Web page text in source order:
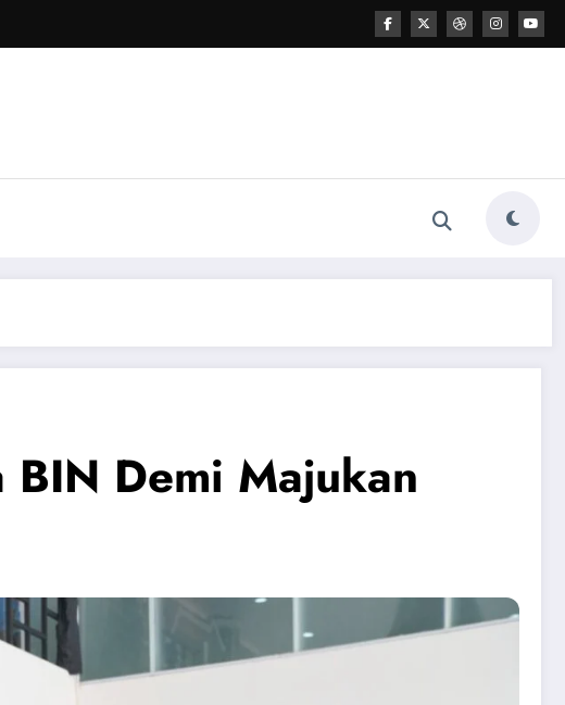
BIN Demi Majukan